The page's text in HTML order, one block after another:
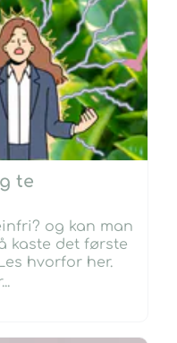
te
og kan man
kaste det første
hvorfor her.